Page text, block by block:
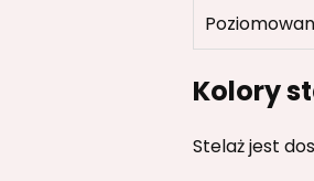
Kolory
Stelaż jest